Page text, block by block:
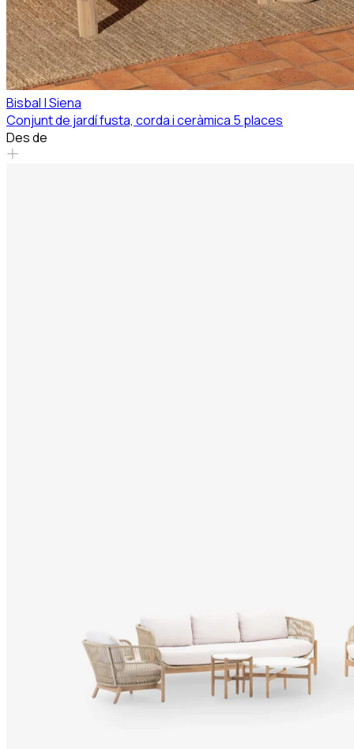
Bisbal |Siena
Conjunt de jardí fusta, corda i ceràmica 5 places
Des de